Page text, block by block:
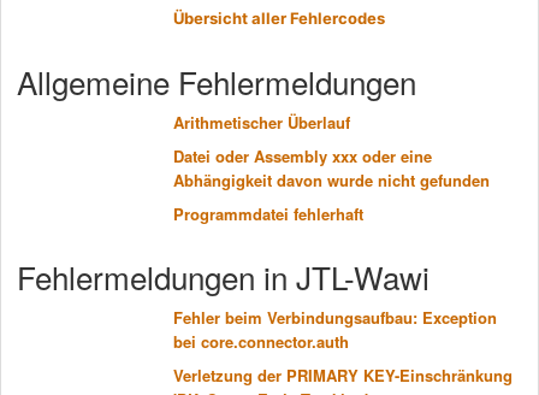
Übersicht aller Fehlercodes
Allgemeine Fehlermeldungen
Arithmetischer Überlauf
Datei oder Assembly xxx oder eine
Abhängigkeit davon wurde nicht gefunden
Programmdatei fehlerhaft
Fehlermeldungen in JTL-Wawi
Fehler beim Verbindungsaufbau: Exception
bei core.connector.auth
Verletzung der PRIMARY KEY-Einschränkung